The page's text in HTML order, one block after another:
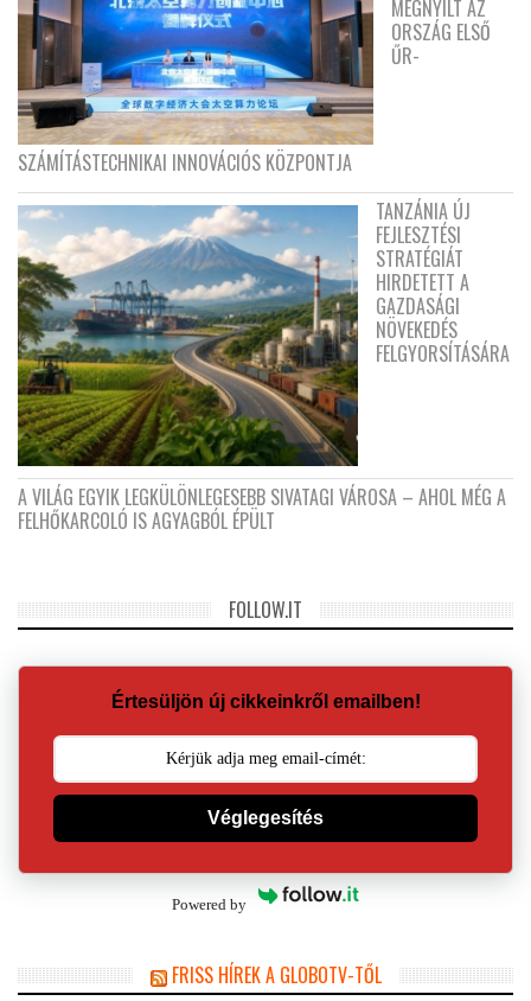
MEGNYÍLT AZ
ORSZÁG ELSŐ
ŰR-
SZÁMÍTÁSTECHNIKAI INNOVÁCIÓS KÖZPONTJA
TANZÁNIA ÚJ
FEJLESZTÉSI
STRATÉGIÁT
HIRDETETT A
GAZDASÁGI
NÖVEKEDÉS
FELGYORSÍTÁSÁRA
A VILÁG EGYIK LEGKÜLÖNLEGESEBB SIVATAGI VÁROSA – AHOL MÉG A
FELHŐKARCOLÓ IS AGYAGBÓL ÉPÜLT
FOLLOW.IT
Értesüljön új cikkeinkről emailben!
Véglegesítés
Powered by
FRISS HÍREK A GLOBOTV-TŐL